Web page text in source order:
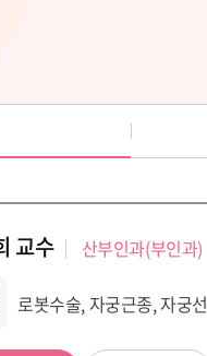
교수 산부인과(부인과)
로봇수술, 자궁근종, 자궁